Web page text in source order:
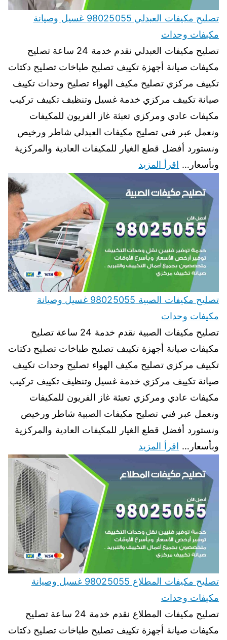
تصليح مكيفات العبدلي 98025055 غسيل وصيانة
مكيفات وحدات
تصليح مكيفات العبدلي نقدم خدمة 24 ساعة تصليح
مكيفات صيانة أجهزة تكييف تصليح طباخات تصليح دكتات
تكييف مركزي تصليح مكيف الهواء تصليح وحدات تكييف
صيانة تكييف مركزي خدمة غسيل وتنظيف تكييف تركيب
مكيفات عادي ومركزي تعبئة غاز الفريون للمكيفات
ونعمل عبر فني تصليح مكيفات العبدلي شاطر ورخيص
ونستورد أفضل قطع الغيار للمكيفات العادية والمركزية
وبأسعار… اقرأ المزيد
تصليح مكيفات الصبية 98025055 غسيل وصيانة
مكيفات وحدات
تصليح مكيفات الصبية نقدم خدمة 24 ساعة تصليح
مكيفات صيانة أجهزة تكييف تصليح طباخات تصليح دكتات
تكييف مركزي تصليح مكيف الهواء تصليح وحدات تكييف
صيانة تكييف مركزي خدمة غسيل وتنظيف تكييف تركيب
مكيفات عادي ومركزي تعبئة غاز الفريون للمكيفات
ونعمل عبر فني تصليح مكيفات الصبية شاطر ورخيص
ونستورد أفضل قطع الغيار للمكيفات العادية والمركزية
وبأسعار… اقرأ المزيد
تصليح مكيفات المطلاع 98025055 غسيل وصيانة
مكيفات وحدات
تصليح مكيفات المطلاع نقدم خدمة 24 ساعة تصليح
مكيفات صيانة أجهزة تكييف تصليح طباخات تصليح دكتات